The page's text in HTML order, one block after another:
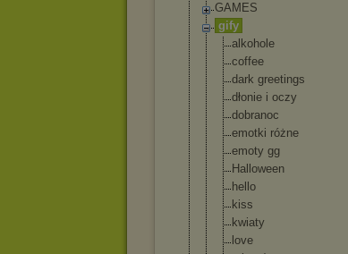
GAMES
gify
alkohole
coffee
dark greetings
dłonie i oczy
dobranoc
emotki różne
emoty gg
Halloween
hello
kiss
kwiaty
love